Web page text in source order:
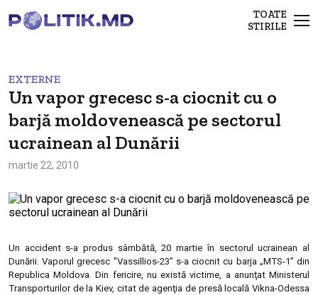
TOATE
STIRILE
EXTERNE
Un vapor grecesc s-a ciocnit cu o
barjă moldovenească pe sectorul
ucrainean al Dunării
martie 22, 2010
Un accident s-a produs sâmbătă, 20 martie în sectorul ucrainean al
Dunării. Vaporul grecesc ”Vassillios-23” s-a ciocnit cu barja „MTS-1” din
Republica Moldova. Din fericire, nu există victime, a anunţat Ministerul
Transporturilor de la Kiev, citat de agenţia de presă locală Vikna-Odessa